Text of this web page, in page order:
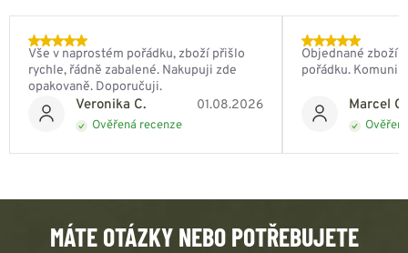
Veronika C. 01.08.2026
Ověřená recenze
Vše v naprostém pořádku, zboží přišlo
rychle, řádně zabalené. Nakupuji zde
opakovaně. Doporučuji.
Marcel
Objednané zboží
pořádku.
MÁTE OTÁZKY NEBO POTŘEBUJETE